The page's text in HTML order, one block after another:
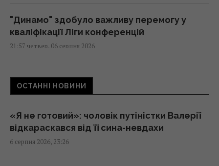
"Динамо" здобуло важливу перемогу у
кваліфікації Ліги конференцій
21:57 четвер, 06 серпня 2026
Анчоуси чи сардини: яка риба корисніша
21:47 четвер, 06 серпня 2026
В Україну може потрапити антидронова
ракета CM-70 з Канади, - ЗМІ
21:42 четвер, 06 серпня 2026
ОСТАННІ НОВИНИ
«Я не готовий»: чоловік путіністки Валерії
відкараскався від її сина-невдахи
6 серпня 2026, 23:26